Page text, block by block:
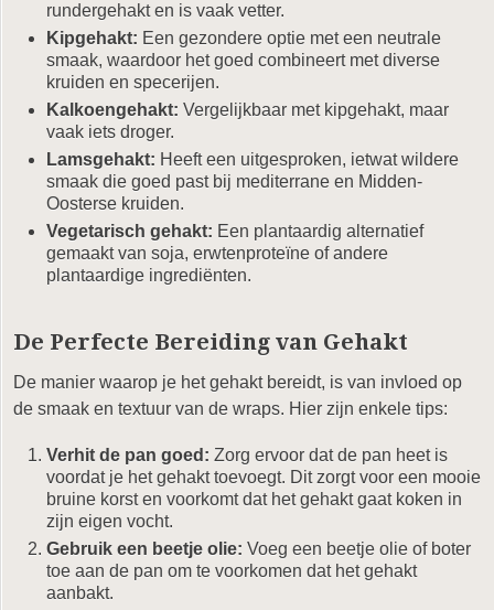
rundergehakt en is vaak vetter.
Kipgehakt: Een gezondere optie met een neutrale
smaak, waardoor het goed combineert met diverse
kruiden en specerijen.
Kalkoengehakt: Vergelijkbaar met kipgehakt, maar
vaak iets droger.
Lamsgehakt: Heeft een uitgesproken, ietwat wildere
smaak die goed past bij mediterrane en Midden-
Oosterse kruiden.
Vegetarisch gehakt: Een plantaardig alternatief
gemaakt van soja, erwtenproteïne of andere
plantaardige ingrediënten.
De Perfecte Bereiding van Gehakt
De manier waarop je het gehakt bereidt, is van invloed op
de smaak en textuur van de wraps. Hier zijn enkele tips:
Verhit de pan goed: Zorg ervoor dat de pan heet is
voordat je het gehakt toevoegt. Dit zorgt voor een mooie
bruine korst en voorkomt dat het gehakt gaat koken in
zijn eigen vocht.
Gebruik een beetje olie: Voeg een beetje olie of boter
toe aan de pan om te voorkomen dat het gehakt
aanbakt.